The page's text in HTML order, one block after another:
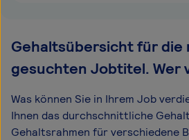
Gehaltsübersicht für die
gesuchten Jobtitel. Wer
Was können Sie in Ihrem Job
Ihnen das durchschnittliche
Gehaltsrahmen für verschiedene